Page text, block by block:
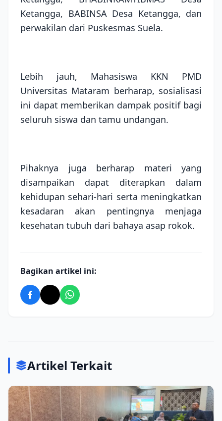
Ketangga, BABINSA Desa Ketangga, dan
perwakilan dari Puskesmas Suela.
Lebih jauh, Mahasiswa KKN PMD
Universitas Mataram berharap, sosialisasi
ini dapat memberikan dampak positif bagi
seluruh siswa dan tamu undangan.
Pihaknya juga berharap materi yang
disampaikan dapat diterapkan dalam
kehidupan sehari-hari serta meningkatkan
kesadaran akan pentingnya menjaga
kesehatan tubuh dari bahaya asap rokok.
Bagikan artikel ini:
Artikel Terkait